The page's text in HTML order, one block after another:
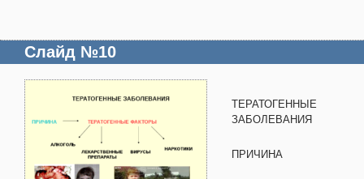
Слайд №10
ТЕРАТОГЕННЫЕ
ЗАБОЛЕВАНИЯ
ПРИЧИНА